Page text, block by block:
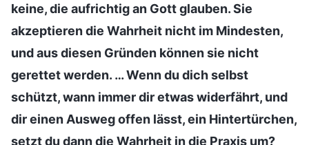
keine, die aufrichtig an Gott glauben. Sie
akzeptieren die Wahrheit nicht im Mindesten,
und aus diesen Gründen können sie nicht
gerettet werden. … Wenn du dich selbst
schützt, wann immer dir etwas widerfährt, und
dir einen Ausweg offen lässt, ein Hintertürchen,
setzt du dann die Wahrheit in die Praxis um?